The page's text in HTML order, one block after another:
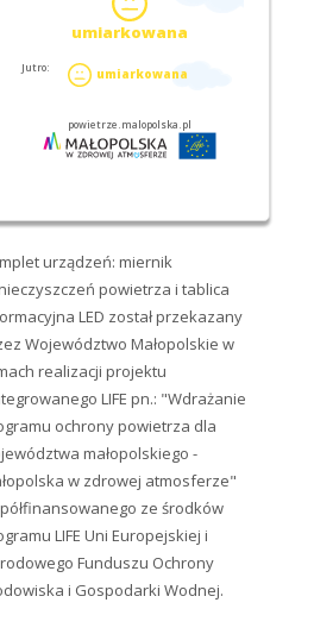
urządzeń: miernik
powietrza i tablica
LED został przekazany
Województwo Małopolskie w
realizacji projektu
LIFE pn.: "Wdrażanie
ochrony powietrza dla
małopolskiego -
w zdrowej atmosferze"
ze środków
LIFE Uni Europejskiej i
Funduszu Ochrony
i Gospodarki Wodnej.